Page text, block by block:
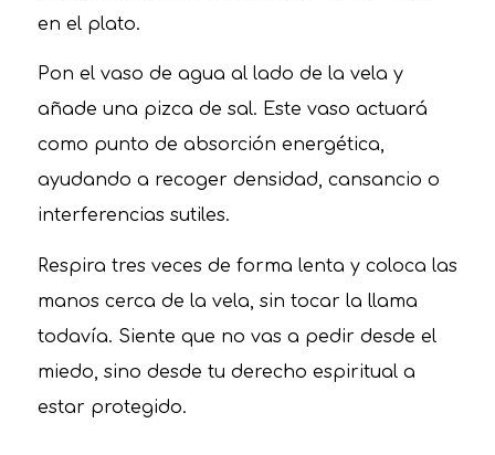
en el plato.
Pon el vaso de agua al lado de la vela y
añade una pizca de sal. Este vaso actuará
como punto de absorción energética,
ayudando a recoger densidad, cansancio o
interferencias sutiles.
Respira tres veces de forma lenta y coloca las
manos cerca de la vela, sin tocar la llama
todavía. Siente que no vas a pedir desde el
miedo, sino desde tu derecho espiritual a
estar protegido.